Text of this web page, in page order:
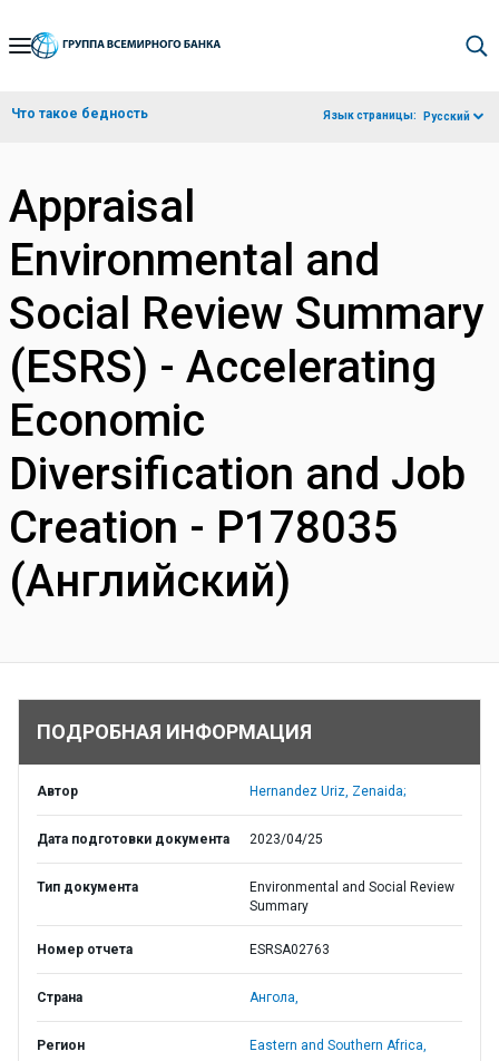
Skip
Navigation
Что такое бедность Язык страницы: Русский
Appraisal
Environmental and
Social Review Summary
(ESRS) - Accelerating
Economic
Diversification and Job
Creation - P178035
(Английский)
ПОДРОБНАЯ ИНФОРМАЦИЯ
Автор Hernandez Uriz, Zenaida;
Дата подготовки документа 2023/04/25
Тип документа
Environmental and Social Review
Summary
Номер отчета ESRSA02763
Страна Ангола,
Регион Eastern and Southern Africa,